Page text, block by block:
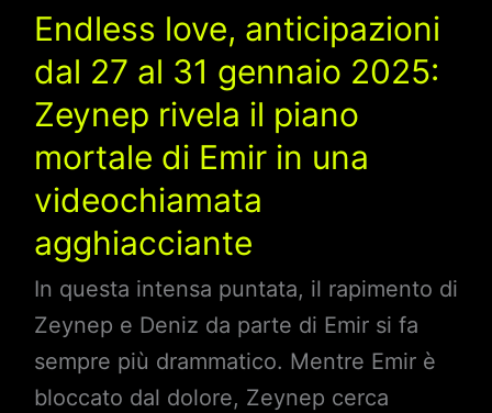
Nihan
e
Kemal
devono
scappare
Endless love, anticipazioni
dal 27 al 31 gennaio 2025:
Zeynep rivela il piano
mortale di Emir in una
videochiamata
agghiacciante
In questa intensa puntata, il rapimento di
Zeynep e Deniz da parte di Emir si fa
sempre più drammatico. Mentre Emir è
bloccato dal dolore, Zeynep cerca